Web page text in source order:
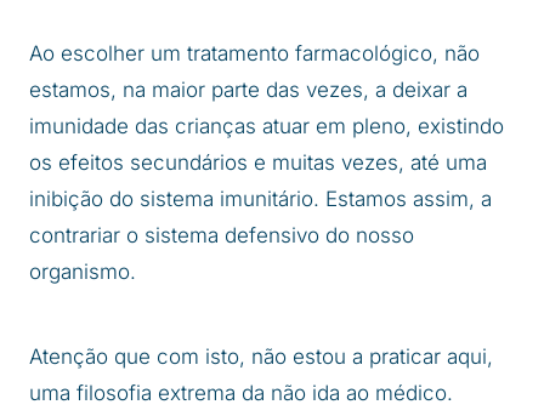
Ao escolher um tratamento farmacológico, não
estamos, na maior parte das vezes, a deixar a
imunidade das crianças atuar em pleno, existindo
os efeitos secundários e muitas vezes, até uma
inibição do sistema imunitário. Estamos assim, a
contrariar o sistema defensivo do nosso
organismo.
Atenção que com isto, não estou a praticar aqui,
uma filosofia extrema da não ida ao médico.